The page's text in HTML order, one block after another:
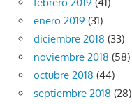
enero 2019 (31)
diciembre 2018 (33)
noviembre 2018 (58)
octubre 2018 (44)
septiembre 2018 (28)